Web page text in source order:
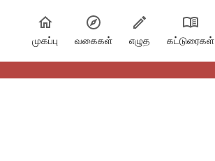
முகப்பு வகைகள் எழுத கட்டுரைகள்